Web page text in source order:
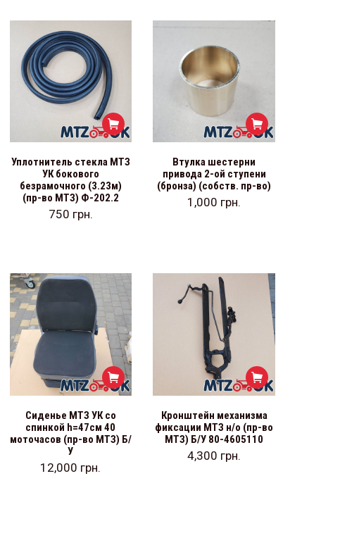
Уплотнитель стекла МТЗ
УК бокового
безрамочного (3.23м)
(пр-во МТЗ) Ф-202.2
750 грн.
Втулка шестерни
привода 2-ой ступени
(бронза) (собств. пр-во)
1,000 грн.
Сиденье МТЗ УК со
спинкой h=47см 40
моточасов (пр-во МТЗ) Б/
У
12,000 грн.
Кронштейн механизма
фиксации МТЗ н/о (пр-во
МТЗ) Б/У 80-4605110
4,300 грн.